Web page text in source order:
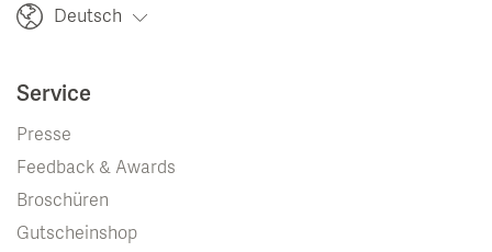
Deutsch
Service
Presse
Feedback & Awards
Broschüren
Gutscheinshop